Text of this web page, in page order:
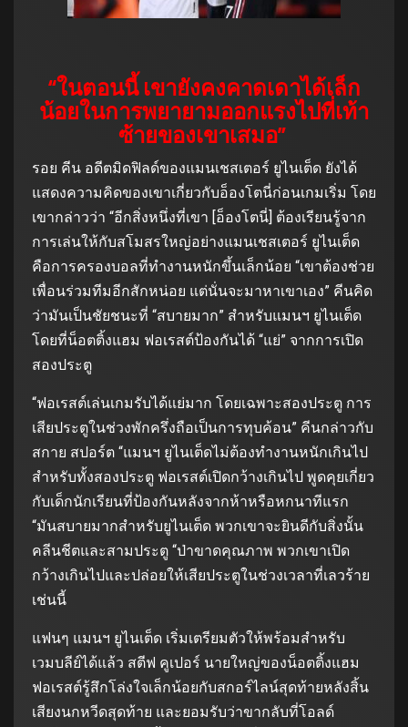
“ในตอนนี้ เขายังคงคาดเดาได้เล็ก
น้อยในการพยายามออกแรงไปที่เท้า
ซ้ายของเขาเสมอ”
รอย คีน อดีตมิดฟิลด์ของแมนเชสเตอร์ ยูไนเต็ด ยังได้
แสดงความคิดของเขาเกี่ยวกับอ็องโตนี่ก่อนเกมเริ่ม โดย
เขากล่าวว่า “อีกสิ่งหนึ่งที่เขา [อ็องโตนี่] ต้องเรียนรู้จาก
การเล่นให้กับสโมสรใหญ่อย่างแมนเชสเตอร์ ยูไนเต็ด
คือการครองบอลที่ทำงานหนักขึ้นเล็กน้อย “เขาต้องช่วย
เพื่อนร่วมทีมอีกสักหน่อย แต่นั่นจะมาหาเขาเอง” คีนคิด
ว่ามันเป็นชัยชนะที่ “สบายมาก” สำหรับแมนฯ ยูไนเต็ด
โดยที่น็อตติ้งแฮม ฟอเรสต์ป้องกันได้ “แย่” จากการเปิด
สองประตู
“ฟอเรสต์เล่นเกมรับได้แย่มาก โดยเฉพาะสองประตู การ
เสียประตูในช่วงพักครึ่งถือเป็นการทุบค้อน” คีนกล่าวกับ
สกาย สปอร์ต “แมนฯ ยูไนเต็ดไม่ต้องทำงานหนักเกินไป
สำหรับทั้งสองประตู ฟอเรสต์เปิดกว้างเกินไป พูดคุยเกี่ยว
กับเด็กนักเรียนที่ป้องกันหลังจากห้าหรือหกนาทีแรก
“มันสบายมากสำหรับยูไนเต็ด พวกเขาจะยินดีกับสิ่งนั้น
คลีนชีตและสามประตู “ป่าขาดคุณภาพ พวกเขาเปิด
กว้างเกินไปและปล่อยให้เสียประตูในช่วงเวลาที่เลวร้าย
เช่นนี้
แฟนๆ แมนฯ ยูไนเต็ด เริ่มเตรียมตัวให้พร้อมสำหรับ
เวมบลีย์ได้แล้ว สตีฟ คูเปอร์ นายใหญ่ของน็อตติ้งแฮม
ฟอเรสต์รู้สึกโล่งใจเล็กน้อยกับสกอร์ไลน์สุดท้ายหลังสิ้น
เสียงนกหวีดสุดท้าย และยอมรับว่าขากลับที่โอลด์